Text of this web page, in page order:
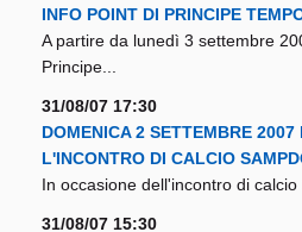
INFO POINT DI PRINCIPE
A partire da lunedì 3 settembre
Principe...
31/08/07 17:30
DOMENICA 2 SETTEMBRE 2007
L'INCONTRO DI CALCIO
In occasione dell'incontro di
31/08/07 15:30